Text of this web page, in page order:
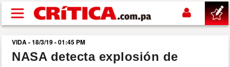
Pasar al contenido principal
buscar
VIDA - 18/3/19 - 01:45 PM
NASA detecta explosión de